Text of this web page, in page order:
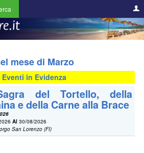
mese di Marzo
Eventi in Evidenza
del Tortello, della
e della Carne alla Brace
Al 30/08/2026
San Lorenzo (FI)